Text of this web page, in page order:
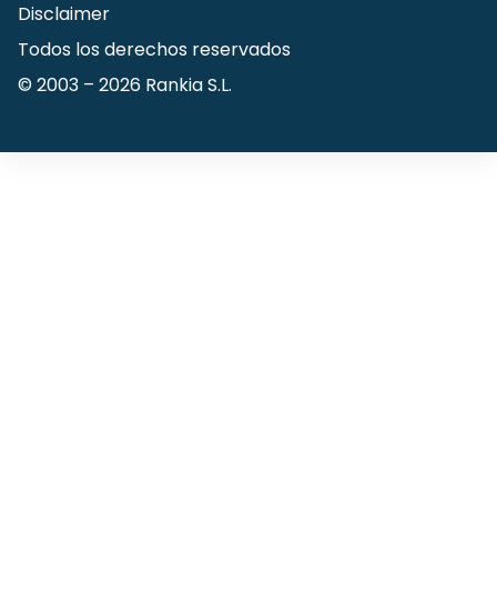
Disclaimer
Todos los derechos reservados
© 2003 – 2026 Rankia S.L.